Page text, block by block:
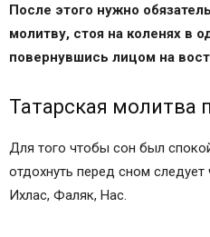
После этого нужно
молитву, стоя на коленях в
повернувшись лицом на
Татарская молитва
Для того чтобы сон был
отдохнуть перед сном следует
Ихлас, Фаляк, Нас.